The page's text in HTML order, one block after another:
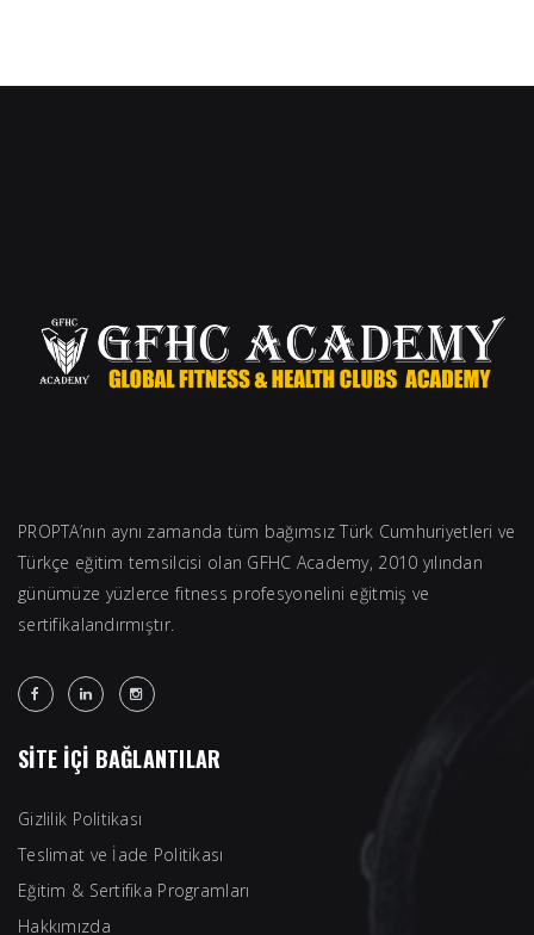
PROPTA’nın aynı zamanda tüm bağımsız Türk Cumhuriyetleri ve
Türkçe eğitim temsilcisi olan GFHC Academy, 2010 yılından
günümüze yüzlerce fitness profesyonelini eğitmiş ve
sertifikalandırmıştır.
SİTE İÇİ BAĞLANTILAR
Gizlilik Politikası
Teslimat ve İade Politikası
Eğitim & Sertifika Programları
Hakkımızda